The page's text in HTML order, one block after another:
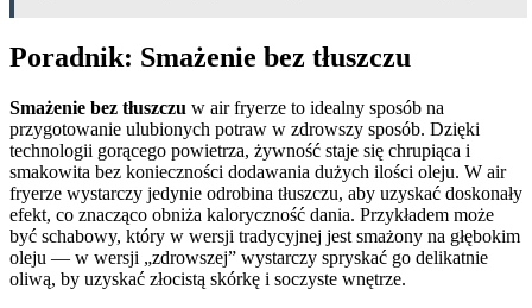
Poradnik: Smażenie bez tłuszczu
Smażenie bez tłuszczu w air fryerze to idealny sposób na
przygotowanie ulubionych potraw w zdrowszy sposób. Dzięki
technologii gorącego powietrza, żywność staje się chrupiąca i
smakowita bez konieczności dodawania dużych ilości oleju. W air
fryerze wystarczy jedynie odrobina tłuszczu, aby uzyskać doskonały
efekt, co znacząco obniża kaloryczność dania. Przykładem może
być schabowy, który w wersji tradycyjnej jest smażony na głębokim
oleju — w wersji „zdrowszej” wystarczy spryskać go delikatnie
oliwą, by uzyskać złocistą skórkę i soczyste wnętrze.